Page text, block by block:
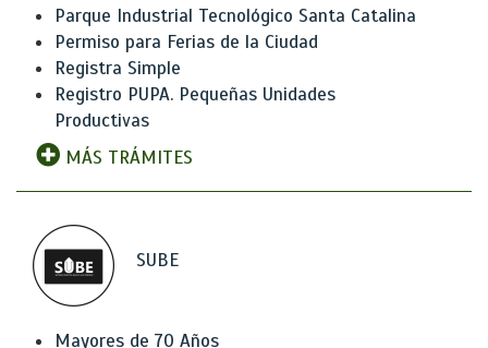
Parque Industrial Tecnológico Santa Catalina
Permiso para Ferias de la Ciudad
Registra Simple
Registro PUPA. Pequeñas Unidades
Productivas
MÁS TRÁMITES
SUBE
Mayores de 70 Años